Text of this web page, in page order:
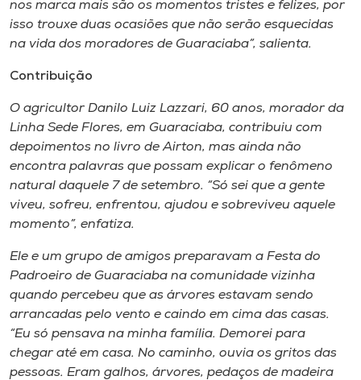
nos marca mais são os momentos tristes e felizes, por
isso trouxe duas ocasiões que não serão esquecidas
na vida dos moradores de Guaraciaba”, salienta.
Contribuição
O agricultor Danilo Luiz Lazzari, 60 anos, morador da
Linha Sede Flores, em Guaraciaba, contribuiu com
depoimentos no livro de Airton, mas ainda não
encontra palavras que possam explicar o fenômeno
natural daquele 7 de setembro. “Só sei que a gente
viveu, sofreu, enfrentou, ajudou e sobreviveu aquele
momento”, enfatiza.
Ele e um grupo de amigos preparavam a Festa do
Padroeiro de Guaraciaba na comunidade vizinha
quando percebeu que as árvores estavam sendo
arrancadas pelo vento e caindo em cima das casas.
“Eu só pensava na minha família. Demorei para
chegar até em casa. No caminho, ouvia os gritos das
pessoas. Eram galhos, árvores, pedaços de madeira